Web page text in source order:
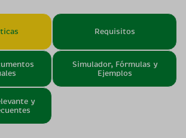
Requisitos
Simulador, Fórmulas y
Ejemplos
y